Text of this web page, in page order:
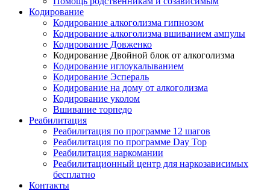
Кодирование
Кодирование алкоголизма гипнозом
Кодирование алкоголизма вшиванием ампулы
Кодирование Довженко
Кодирование Двойной блок от алкоголизма
Кодирование иглоукалыванием
Кодирование Эспераль
Кодирование на дому от алкоголизма
Кодирование уколом
Вшивание торпедо
Реабилитация
Реабилитация по программе 12 шагов
Реабилитация по программе Day Top
Реабилитация наркомании
Реабилитационный центр для наркозависимых
бесплатно
Контакты